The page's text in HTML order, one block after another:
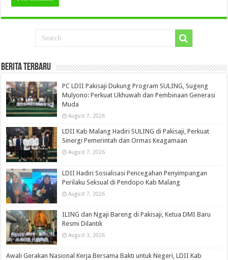
Berita Terbaru
PC LDII Pakisaji Dukung Program SULING, Sugeng
Mulyono: Perkuat Ukhuwah dan Pembinaan Generasi
Muda
August 7, 2026
LDII Kab Malang Hadiri SULING di Pakisaji, Perkuat
Sinergi Pemerintah dan Ormas Keagamaan
August 7, 2026
LDII Hadiri Sosialisasi Pencegahan Penyimpangan
Perilaku Seksual di Pendopo Kab Malang
August 7, 2026
ILING dan Ngaji Bareng di Pakisaji, Ketua DMI Baru
Resmi Dilantik
August 3, 2026
Awali Gerakan Nasional Kerja Bersama Bakti untuk Negeri, LDII Kab